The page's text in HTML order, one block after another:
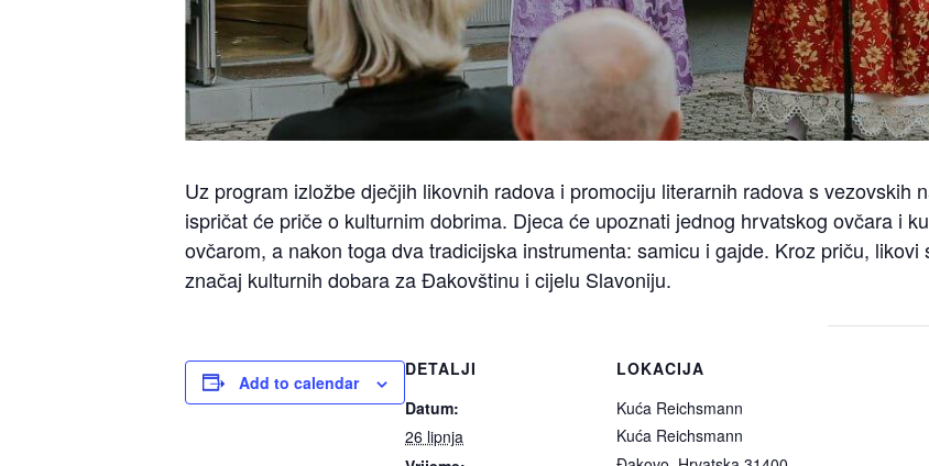
Uz program izložbe dječjih likovnih radova i promociju literarnih radova s vezovskih
ispričat će priče o kulturnim dobrima. Djeca će upoznati jednog hrvatskog ovčara i
ovčarom, a nakon toga dva tradicijska instrumenta: samicu i gajde. Kroz priču,
značaj kulturnih dobara za Đakovštinu i cijelu Slavoniju.
Add to calendar
DETALJI
Datum:
26 lipnja
LOKACIJA
Kuća Reichsmann
Kuća Reichsmann